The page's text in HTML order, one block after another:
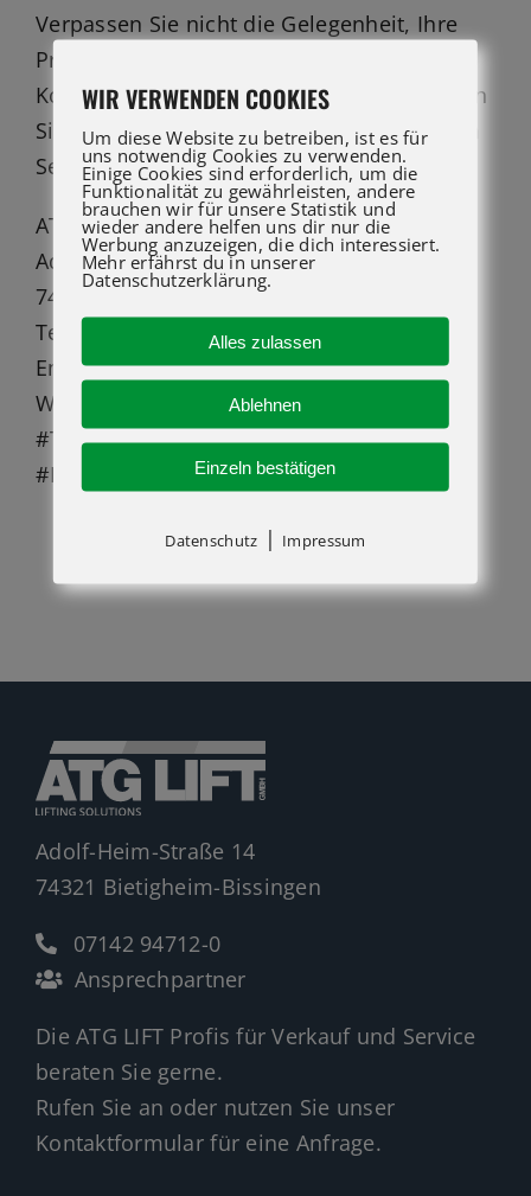
Verpassen Sie nicht die Gelegenheit, Ihre
Projekte effizienter zu gestalten.
Kontaktieren Sie uns noch heute und lassen
Sie sich von unserer Auswahl und unserem
Service überzeugen!
ATG LIFT GMBH
Adolf-Heim-Straße 14
74321 Bietigheim-Bissingen
Telefon: +49 7142 94712-0
Email: info@atglift.de
Web: www.atglift.de
#Teleskopstapler #Arbeitsbühnen #Genie
#Merlo #CTE
Adolf-Heim-Straße 14
74321 Bietigheim-Bissingen
07142 94712-0
Ansprechpartner
Die ATG LIFT Profis für Verkauf und Service
beraten Sie gerne.
Rufen Sie an oder nutzen Sie unser
Kontaktformular für eine Anfrage.
WIR VERWENDEN COOKIES
Um diese Website zu betreiben, ist es für
uns notwendig Cookies zu verwenden.
Einige Cookies sind erforderlich, um die
Funktionalität zu gewährleisten, andere
brauchen wir für unsere Statistik und
wieder andere helfen uns dir nur die
Werbung anzuzeigen, die dich interessiert.
Mehr erfährst du in unserer
Datenschutzerklärung.
Alles zulassen
Ablehnen
Einzeln bestätigen
Datenschutz | Impressum